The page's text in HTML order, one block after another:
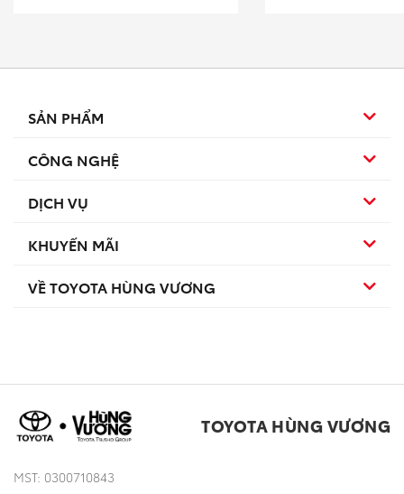
SẢN PHẨM
Sedan
Hatchback
SUV
Đa dụng
CÔNG NGHỆ
Hybrid
TSS
TNGA
DỊCH VỤ
Dịch vụ bảo dưỡng
Dịch vụ sau bán hàng
KHUYẾN MÃI
Sản phẩm
VỀ TOYOTA HÙNG VƯƠNG
Công nghệ TOYOTA HÙNG VƯƠNG
MST: 0300710843